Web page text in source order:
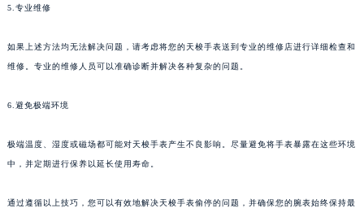
5.专业维修
如果上述方法均无法解决问题，请考虑将您的天梭手表送到专业的维修店进行详细检查和
维修。专业的维修人员可以准确诊断并解决各种复杂的问题。
6.避免极端环境
极端温度、湿度或磁场都可能对天梭手表产生不良影响。尽量避免将手表暴露在这些环境
中，并定期进行保养以延长使用寿命。
通过遵循以上技巧，您可以有效地解决天梭手表偷停的问题，并确保您的腕表始终保持最